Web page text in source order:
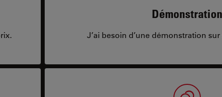
Démonstration
J’ai besoin d’une démonstration